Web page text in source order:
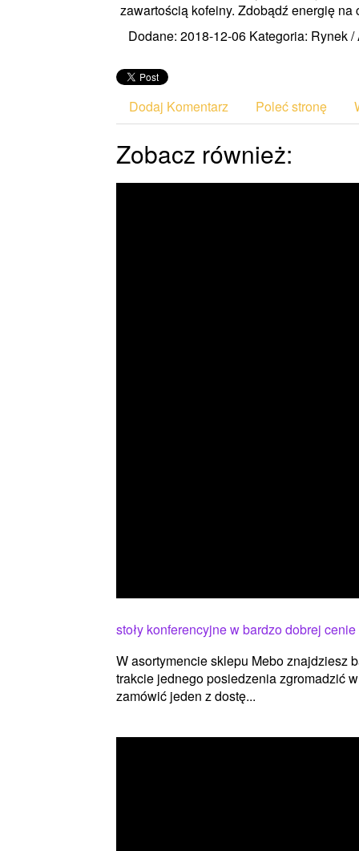
zawartością kofeiny. Zdobądź energię
Dodane: 2018-12-06 Kategoria: Rynek
Dodaj Komentarz Poleć stronę
Zobacz również:
stoły konferencyjne w bardzo dobrej
W asortymencie sklepu Mebo znajdziesz
trakcie jednego posiedzenia zgromadzić
zamówić jeden z dostę...